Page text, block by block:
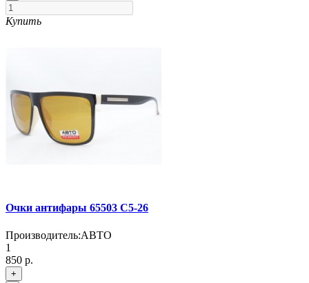
Купить
Очки антифары 65503 C5-26
Производитель:АВТО
1
850 р.
+